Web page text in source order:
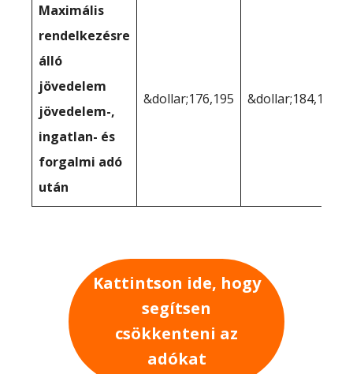
Maximális
rendelkezésre
álló
jövedelem
jövedelem-,
ingatlan- és
forgalmi adó
után
&dollar;176,195 &dollar;184,188
Kattintson ide, hogy
segítsen
csökkenteni az
adókat